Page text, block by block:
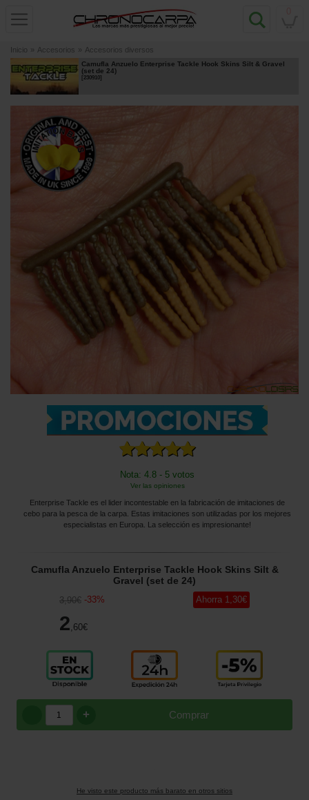
Inicio » Accesorios » Accesorios diversos
Camufla Anzuelo Enterprise Tackle Hook Skins Silt & Gravel
(set de 24)
[230910]
Nota: 4.8 - 5 votos
Ver las opiniones
Enterprise Tackle es el lider incontestable en la fabricación de imitaciones de
cebo para la pesca de la carpa. Estas imitaciones son utilizadas por los mejores
especialistas en Europa. La selección es impresionante!
Camufla Anzuelo Enterprise Tackle Hook Skins Silt &
Gravel (set de 24)
3,90€ -33%
2 ,60€
Ahorra 1 ,30€
Comprar
+
He visto este producto más barato en otros sitios